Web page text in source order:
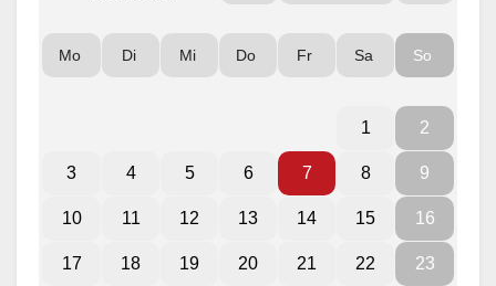
Mo Di Mi Do Fr Sa So
1 2
3 4 5 6 7 8 9
10 11 12 13 14 15 16
17 18 19 20 21 22 23